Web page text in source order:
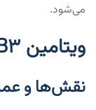
می‌شود.
ویتامین B3 (نیاسین)
نقش‌ها و